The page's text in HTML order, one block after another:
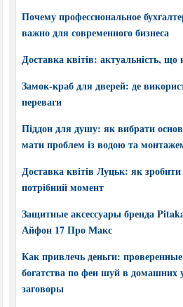
Почему профессиональное
важно для современного бизнеса
Доставка квітів: актуальність, що
Замок-краб для дверей: де
переваги
Піддон для душу: як вибрати
мати проблем із водою та
Доставка квітів Луцьк: як
потрібний момент
Защитные аксессуары бренда
Айфон 17 Про Макс
Как привлечь деньги:
богатства по фен шуй в домашних
заговоры